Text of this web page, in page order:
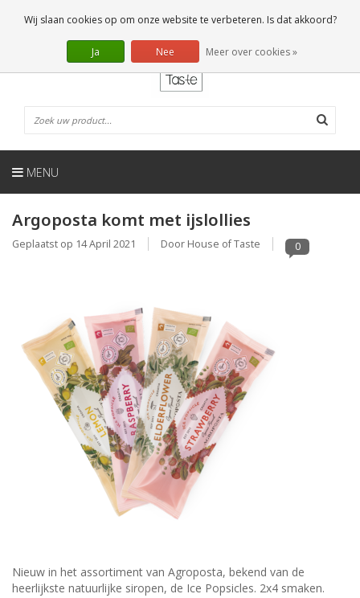
0 Artikelen
NL
MENU
Argoposta komt met ijslollies
Geplaatst op 14 April 2021 Door House of Taste 0
Nieuw in het assortiment van Agroposta, bekend van de
heerlijkste natuurlijke siropen, de Ice Popsicles. 2x4 smaken.
Wij slaan cookies op om onze website te verbeteren. Is dat akkoord?
Ja Nee Meer over cookies »